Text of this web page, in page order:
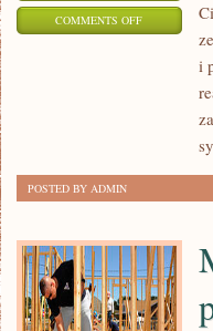
COMMENTS OFFON
OGRZEWANIE
i
POSTED BY ADMIN